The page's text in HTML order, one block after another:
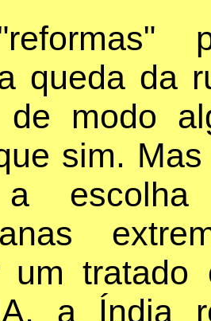
queda da
modo
sim.
escolha
um tratado
a Índia